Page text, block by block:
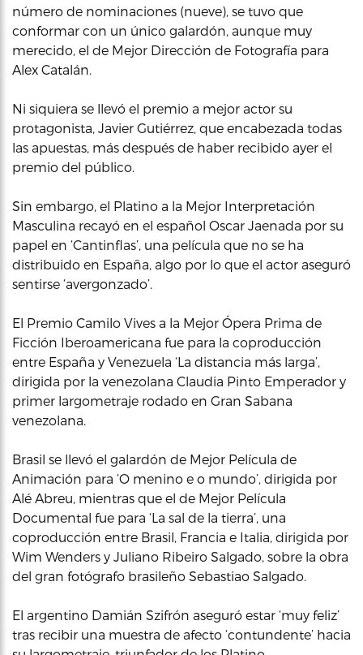
número de nominaciones (nueve), se tuvo que
conformar con un único galardón, aunque muy
merecido, el de Mejor Dirección de Fotografía para
Alex Catalán.
Ni siquiera se llevó el premio a mejor actor su
protagonista, Javier Gutiérrez, que encabezada todas
las apuestas, más después de haber recibido ayer el
premio del público.
Sin embargo, el Platino a la Mejor Interpretación
Masculina recayó en el español Oscar Jaenada por su
papel en ‘Cantinflas’, una película que no se ha
distribuido en España, algo por lo que el actor aseguró
sentirse ‘avergonzado’.
El Premio Camilo Vives a la Mejor Ópera Prima de
Ficción Iberoamericana fue para la coproducción
entre España y Venezuela ‘La distancia más larga’,
dirigida por la venezolana Claudia Pinto Emperador y
primer largometraje rodado en Gran Sabana
venezolana.
Brasil se llevó el galardón de Mejor Película de
Animación para ‘O menino e o mundo’, dirigida por
Alé Abreu, mientras que el de Mejor Película
Documental fue para ‘La sal de la tierra’, una
coproducción entre Brasil, Francia e Italia, dirigida por
Wim Wenders y Juliano Ribeiro Salgado, sobre la obra
del gran fotógrafo brasileño Sebastiao Salgado.
El argentino Damián Szifrón aseguró estar ‘muy feliz’
tras recibir una muestra de afecto ‘contundente’ hacia